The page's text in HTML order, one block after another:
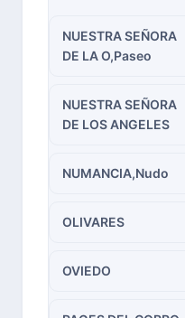
NUESTRA SEÑORA
DE LA O,Paseo
NUESTRA SEÑORA
DE LOS ANGELES
NUMANCIA,Nudo
OLIVARES
OVIEDO